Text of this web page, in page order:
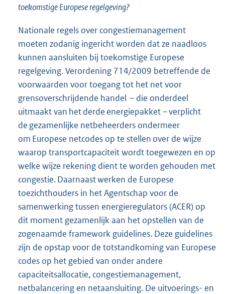
toekomstige Europese regelgeving?
Nationale regels over congestiemanagement
moeten zodanig ingericht worden dat ze naadloos
kunnen aansluiten bij toekomstige Europese
regelgeving. Verordening 714/2009 betreffende de
voorwaarden voor toegang tot het net voor
grensoverschrijdende handel – die onderdeel
uitmaakt van het derde energiepakket – verplicht
de gezamenlijke netbeheerders ondermeer
om Europese netcodes op te stellen over de wijze
waarop transportcapaciteit wordt toegewezen en op
welke wijze rekening dient te worden gehouden met
congestie. Daarnaast werken de Europese
toezichthouders in het Agentschap voor de
samenwerking tussen energieregulators (ACER) op
dit moment gezamenlijk aan het opstellen van de
zogenaamde framework guidelines. Deze guidelines
zijn de opstap voor de totstandkoming van Europese
codes op het gebied van onder andere
capaciteitsallocatie, congestiemanagement,
netbalancering en netaansluiting. De uitvoerings- en